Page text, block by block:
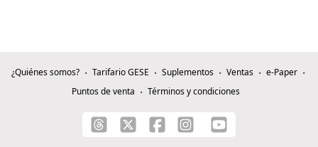
¿Quiénes somos? Tarifario GESE Suplementos Ventas
e-Paper
Puntos de venta
Términos y condiciones